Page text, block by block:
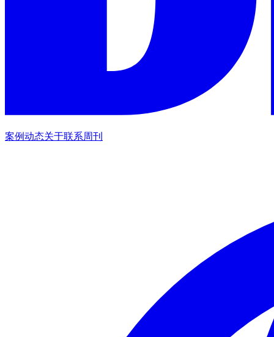
案例动态关于联系周刊